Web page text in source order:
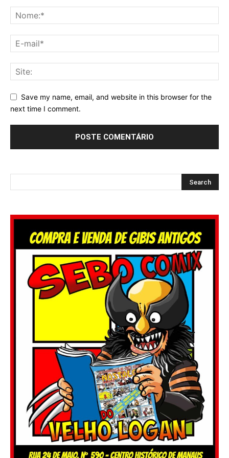
Save my name, email, and website in this browser for the
next time I comment.